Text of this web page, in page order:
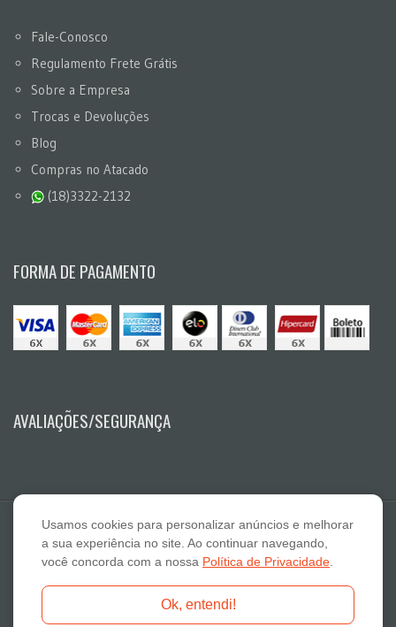
Fale-Conosco
Regulamento Frete Grátis
Sobre a Empresa
Trocas e Devoluções
Blog
Compras no Atacado
(18)3322-2132
FORMA DE PAGAMENTO
AVALIAÇÕES/SEGURANÇA
E A Lazaro Suplementos Alimentares ME - CNPJ: 19.789.048/0001-59
Fone: 18-3322 2132 - E-mail: atendimento@otimanutri.com.br
Usamos cookies para personalizar anúncios e melhorar
a sua experiência no site. Ao continuar navegando,
você concorda com a nossa Política de Privacidade
Ok, entendi!